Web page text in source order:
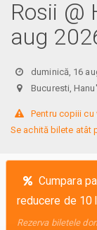
Rosii @
aug
duminică, 16
Bucuresti,
Pentru copiii cu
Se achită bilete atât
Cumpara
reducere de 10
Rezerva biletele